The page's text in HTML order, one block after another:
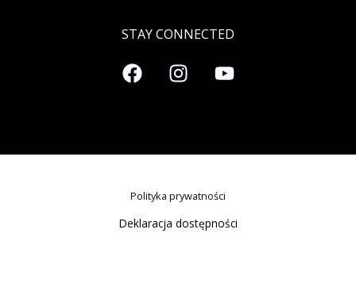
STAY CONNECTED
Polityka prywatności
Deklaracja dostępności